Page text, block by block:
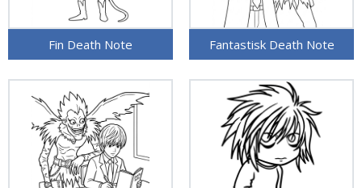
Fin Death Note Fantastisk Death Note